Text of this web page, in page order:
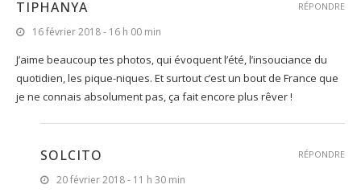
TIPHANYA
16 février 2018 - 16 h 00 min
J’aime beaucoup tes photos, qui évoquent l’été, l’insouciance du
quotidien, les pique-niques. Et surtout c’est un bout de France que
je ne connais absolument pas, ça fait encore plus rêver !
RÉPONDRE
SOLCITO
20 février 2018 - 11 h 30 min
RÉPONDRE